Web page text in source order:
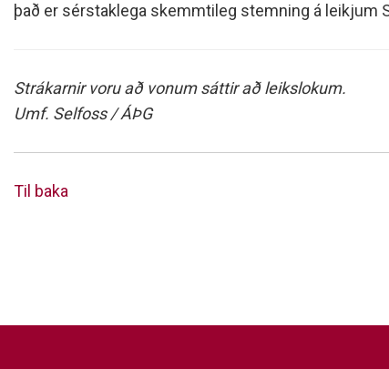
það er sérstaklega skemmtileg stemning á
Strákarnir voru að vonum sáttir að leikslokum.
Umf. Selfoss / ÁÞG
Til baka